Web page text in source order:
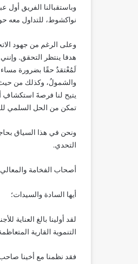
نواكشوط، للتداول معه
وعلى الرغم من جهود
لَمُعْتقدٌ حقًا بضرورة
والشمولُ، وكذلك من حيث
يتيح لنا فرصةَ استكشافِ
تمكن من الحل السلمي
ونحن في هذا السياق
التحدي.
أصحاب الفخامة
أيها السادة والسيدات؛
لقد أولينا بالغ العناية
التنموية القارية